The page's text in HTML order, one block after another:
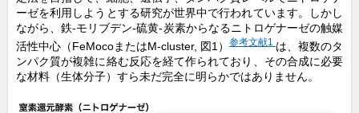
ーゼを利用しようとする研究が世界中で行われています。しかし
ながら、鉄-モリブデン-硫黄-炭素からなるニトロゲナーゼの触媒
活性中心（FeMocoまたはM-cluster, 図1）
参考文献1 は、複数のタ
ンパク質が複雑に絡む反応を経て作られており、その合成に必要
な材料（生体分子）すら未だ完全に明らかではありません。